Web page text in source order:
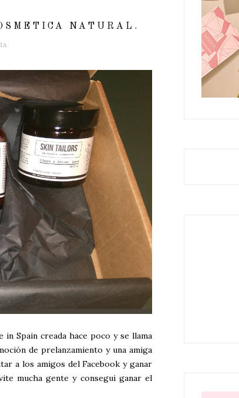
NATURAL.
Spain creada hace poco y se llama
de prelanzamiento y una amiga
a los amigos del Facebook y ganar
mucha gente y consegui ganar el